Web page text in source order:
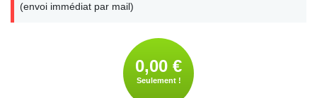
(envoi immédiat par mail)
0,00 €
Seulement !